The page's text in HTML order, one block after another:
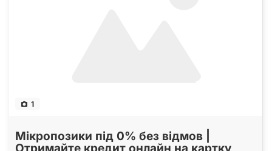
1
Мікропозики під 0% без відмов |